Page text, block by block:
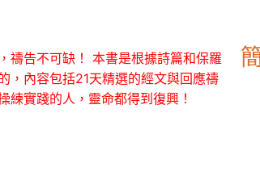
禱告不可缺！ 本書是根據詩篇和保羅
，內容包括21天精選的經文與回應禱
練實踐的人，靈命都得到復興！